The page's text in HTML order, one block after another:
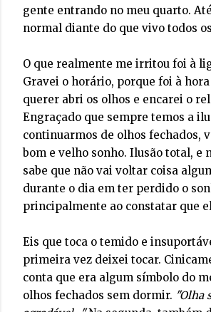
gente entrando no meu quarto.
normal diante do que vivo todos
O que realmente me irritou foi à
Gravei o horário, porque foi à
querer abri os olhos e encarei o
Engraçado que sempre temos a
continuarmos de olhos fechados,
bom e velho sonho. Ilusão total, e
sabe que não vai voltar coisa
durante o dia em ter perdido o
principalmente ao constatar que
Eis que toca o temido e
primeira vez deixei tocar.
conta que era algum símbolo do
olhos fechados sem dormir. "Olha